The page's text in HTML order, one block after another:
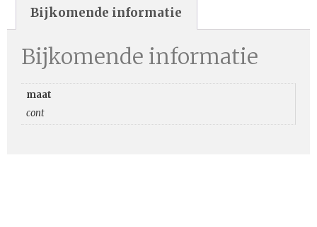
Bijkomende informatie
Bijkomende informatie
maat
cont